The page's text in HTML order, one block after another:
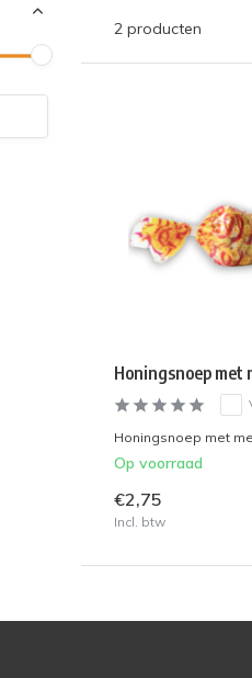
2 producten
Honingsnoep met
Honingsnoep met
Op voorraad
€2,75
Incl. btw